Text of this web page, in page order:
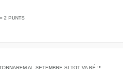
2 PUNTS
AL SETEMBRE SI TOT VA BÉ !!!